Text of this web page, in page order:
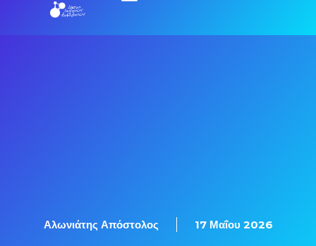
Αλωνιάτης Απόστολος 17 Μαΐου 2026